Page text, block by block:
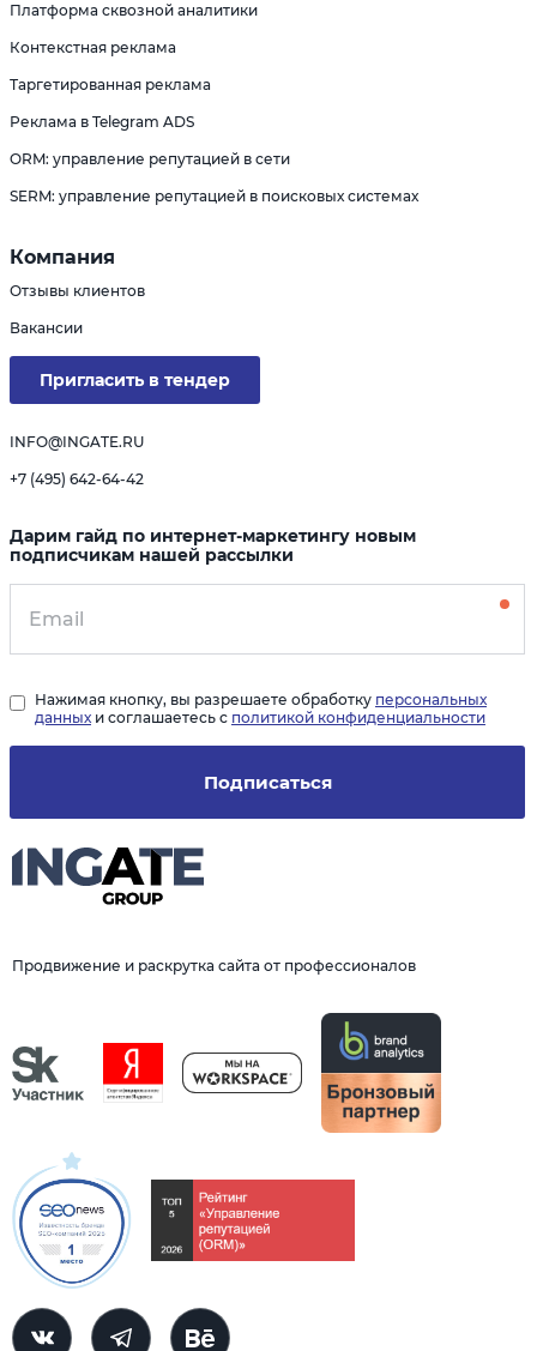
Продвижение и раскрутка сайта от профессионалов
Платформа сквозной аналитики
Контекстная реклама
Таргетированная реклама
Реклама в Telegram ADS
ORM: управление репутацией в сети
SERM: управление репутацией в поисковых системах
Компания
Отзывы клиентов
Вакансии
Пригласить в тендер
INFO@INGATE.RU
+7 (495) 642-64-42
Дарим гайд по интернет-маркетингу новым
подписчикам нашей рассылки
Подписаться
Нажимая кнопку, вы разрешаете обработку персональных
данных и соглашаетесь с политикой конфиденциальности